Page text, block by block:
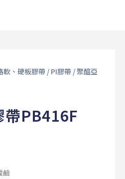
軟、硬板膠帶/ PI膠帶/ 聚醯亞
帶PB416F
鹼